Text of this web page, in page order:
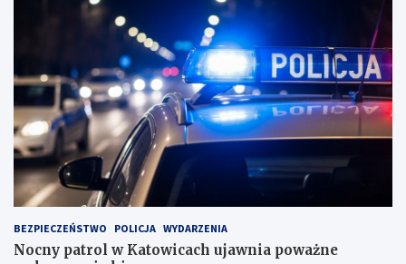
BEZPIECZEŃSTWO POLICJA WYDARZENIA
Nocny patrol w Katowicach ujawnia poważne